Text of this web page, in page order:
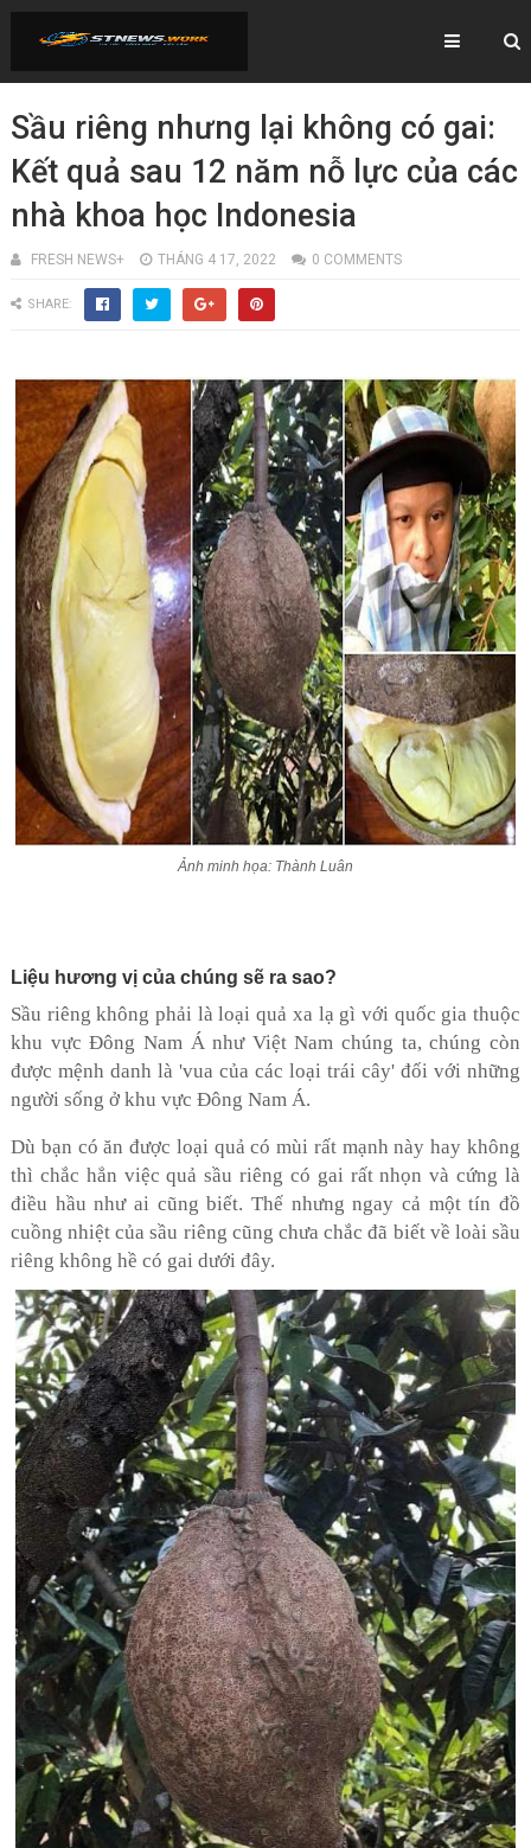
Sầu riêng nhưng lại không có gai:
Kết quả sau 12 năm nỗ lực của các
nhà khoa học Indonesia
FRESH NEWS+ THÁNG 4 17, 2022 0 COMMENTS
SHARE:
Ảnh minh họa: Thành Luân
Liệu hương vị của chúng sẽ ra sao?
Sầu riêng không phải là loại quả xa lạ gì với quốc gia thuộc
khu vực Đông Nam Á như Việt Nam chúng ta, chúng còn
được mệnh danh là 'vua của các loại trái cây' đối với những
người sống ở khu vực Đông Nam Á.
Dù bạn có ăn được loại quả có mùi rất mạnh này hay không
thì chắc hẳn việc quả sầu riêng có gai rất nhọn và cứng là
điều hầu như ai cũng biết. Thế nhưng ngay cả một tín đồ
cuồng nhiệt của sầu riêng cũng chưa chắc đã biết về loài sầu
riêng không hề có gai dưới đây.